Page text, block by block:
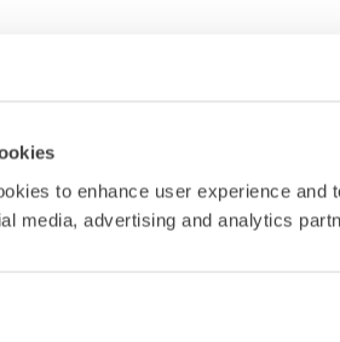
to enhance user experience
media, advertising and analytics